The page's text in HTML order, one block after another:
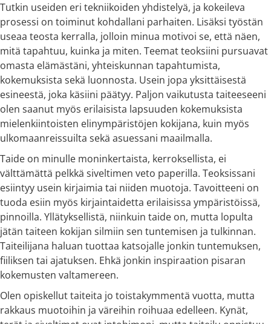
Tutkin useiden eri tekniikoiden yhdistelyä, ja kokeileva
prosessi on toiminut kohdallani parhaiten. Lisäksi työstän
useaa teosta kerralla, jolloin minua motivoi se, että näen,
mitä tapahtuu, kuinka ja miten. Teemat teoksiini pursuavat
omasta elämästäni, yhteiskunnan tapahtumista,
kokemuksista sekä luonnosta. Usein jopa yksittäisestä
esineestä, joka käsiini päätyy. Paljon vaikutusta taiteeseeni
olen saanut myös erilaisista lapsuuden kokemuksista
mielenkiintoisten elinympäristöjen kokijana, kuin myös
ulkomaanreissuilta sekä asuessani maailmalla.
Taide on minulle moninkertaista, kerroksellista, ei
välttämättä pelkkä siveltimen veto paperilla. Teoksissani
esiintyy usein kirjaimia tai niiden muotoja. Tavoitteeni on
tuoda esiin myös kirjaintaidetta erilaisissa ympäristöissä,
pinnoilla. Yllätyksellistä, niinkuin taide on, mutta lopulta
jätän taiteen kokijan silmiin sen tuntemisen ja tulkinnan.
Taiteilijana haluan tuottaa katsojalle jonkin tuntemuksen,
fiiliksen tai ajatuksen. Ehkä jonkin inspiraation pisaran
kokemusten valtamereen.
Olen opiskellut taiteita jo toistakymmentä vuotta, mutta
rakkaus muotoihin ja väreihin roihuaa edelleen. Kynät,